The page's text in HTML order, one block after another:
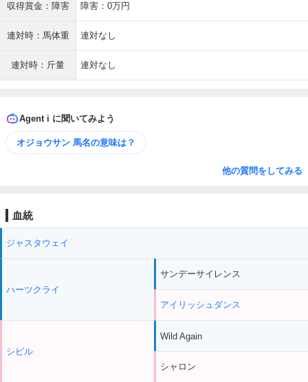
収得賞金：障害 障害：0万円
連対時：馬体重 連対なし
連対時：斤量 連対なし
Agent i に聞いてみよう
オジョウサン 馬名の意味は？
他の質問をしてみる
血統
ジャスタウェイ
ハーツクライ
シビル
サンデーサイレンス
アイリッシュダンス
Wild Again
シャロン